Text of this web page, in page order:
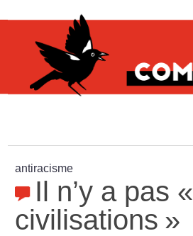
antiracisme
Il n’y a pas «
civilisations »